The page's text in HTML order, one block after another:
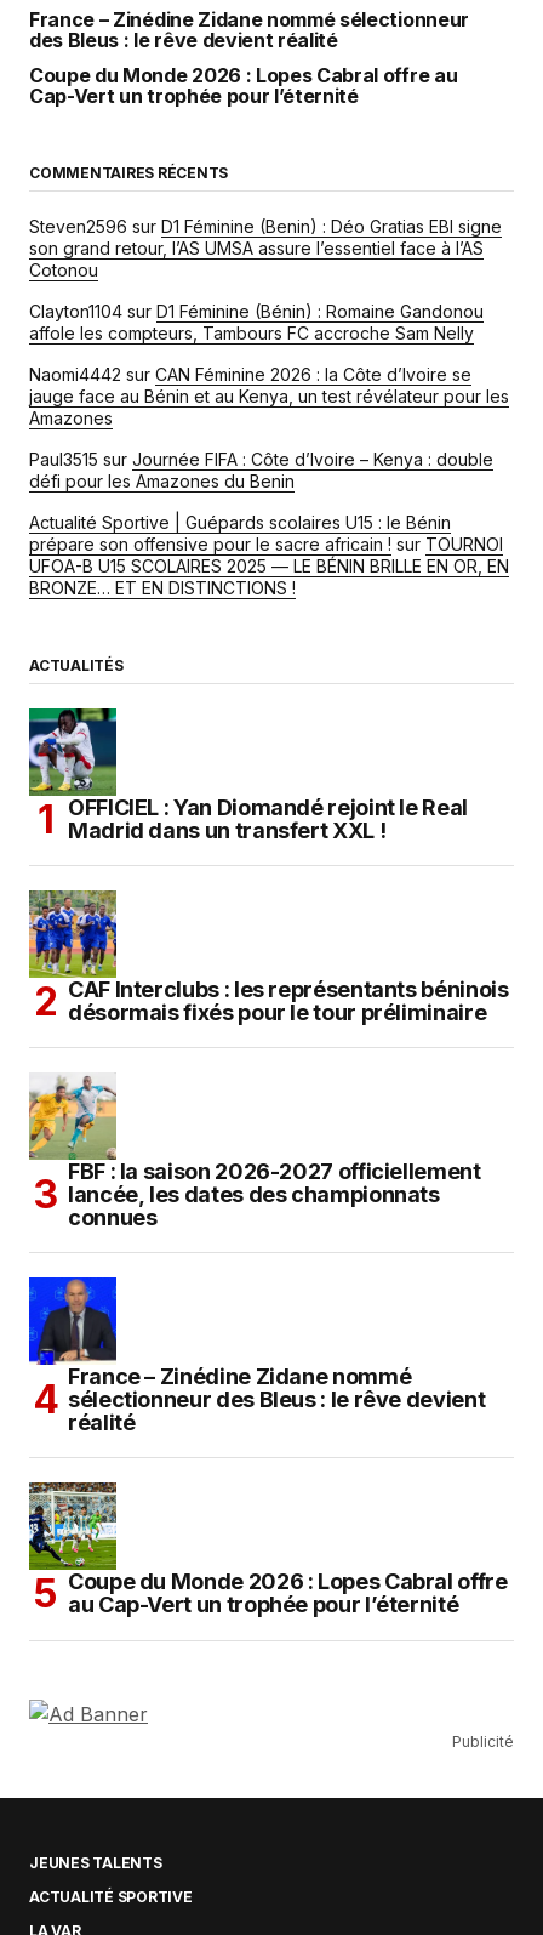
France – Zinédine Zidane nommé sélectionneur
des Bleus : le rêve devient réalité
Coupe du Monde 2026 : Lopes Cabral offre au
Cap-Vert un trophée pour l’éternité
COMMENTAIRES RÉCENTS
Steven2596 sur D1 Féminine (Benin) : Déo Gratias EBI signe
son grand retour, l’AS UMSA assure l’essentiel face à l’AS
Cotonou
Clayton1104 sur D1 Féminine (Bénin) : Romaine Gandonou
affole les compteurs, Tambours FC accroche Sam Nelly
Naomi4442 sur CAN Féminine 2026 : la Côte d’Ivoire se
jauge face au Bénin et au Kenya, un test révélateur pour les
Amazones
Paul3515 sur Journée FIFA : Côte d’Ivoire – Kenya : double
défi pour les Amazones du Benin
Actualité Sportive | Guépards scolaires U15 : le Bénin
prépare son offensive pour le sacre africain ! sur TOURNOI
UFOA-B U15 SCOLAIRES 2025 — LE BÉNIN BRILLE EN OR, EN
BRONZE… ET EN DISTINCTIONS !
ACTUALITÉS
OFFICIEL : Yan Diomandé rejoint le Real
Madrid dans un transfert XXL !
CAF Interclubs : les représentants béninois
désormais fixés pour le tour préliminaire
FBF : la saison 2026-2027 officiellement
lancée, les dates des championnats
connues
France – Zinédine Zidane nommé
sélectionneur des Bleus : le rêve devient
réalité
Coupe du Monde 2026 : Lopes Cabral offre
au Cap-Vert un trophée pour l’éternité
Publicité
JEUNES TALENTS
ACTUALITÉ SPORTIVE
LA VAR